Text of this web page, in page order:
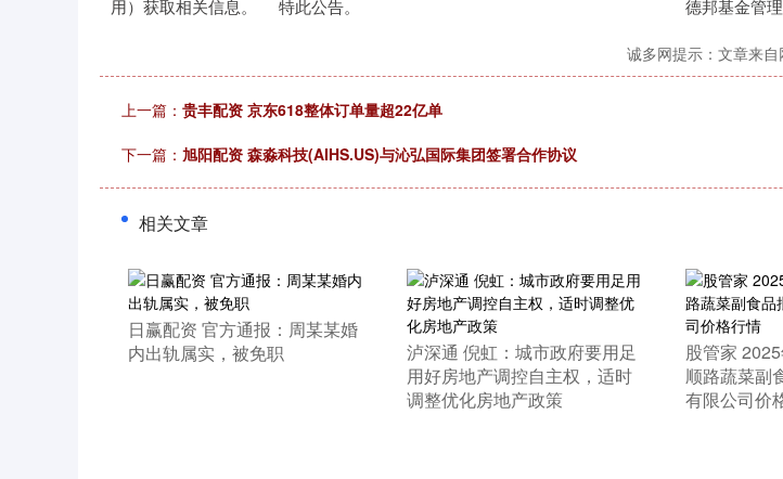
用）获取相关信息。 特此公告。 德邦基金管理有
诚多网提示：文章来自
上一篇： 贵丰配资 京东618整体订单量超22亿单
下一篇： 旭阳配资 森淼科技(AIHS.US)与沁弘国际集团签署合作协议
相关文章
​日赢配资 官方通报：周某某婚
内出轨属实，被免职
​泸深通 倪虹：城市政府要用足
用好房地产调控自主权，适时
调整优化房地产政策
股管家
顺路蔬菜副
有限公司价